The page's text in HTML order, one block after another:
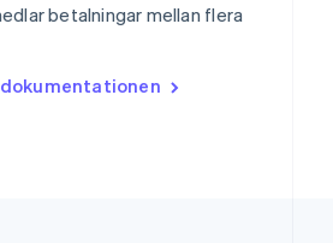
betalningar mellan flera